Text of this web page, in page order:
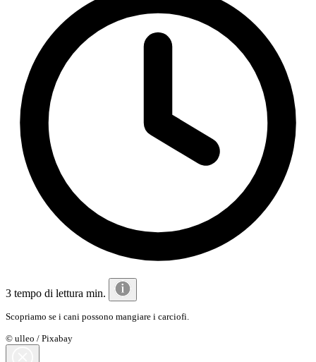
3 tempo di lettura min.
Scopriamo se i cani possono mangiare i carciofi.
© ulleo / Pixabay